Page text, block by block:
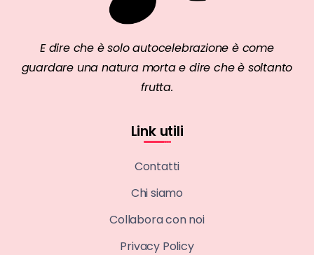
E dire che è solo autocelebrazione è come
guardare una natura morta e dire che è soltanto
frutta.
Link utili
Contatti
Chi siamo
Collabora con noi
Privacy Policy